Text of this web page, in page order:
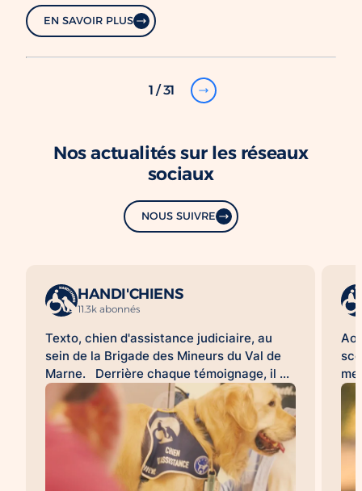
EN SAVOIR PLUS
1 / 31
Nos actualités sur les réseaux
sociaux
NOUS SUIVRE
HANDI'CHIENS
11.3k abonnés
Texto, chien d'assistance judiciaire, au
sein de la Brigade des Mineurs du Val de
Marne. Derrière chaque témoignage, il y
a une histoire difficile à raconter. Pour de
nombreuses victimes, franchir la porte
d'un commissariat ou d'un tribunal, revivre
les faits lors d'une audition ou d'une
expertise peut être une épreuve. À leurs
côtés, les chiens d'assistance judiciaire